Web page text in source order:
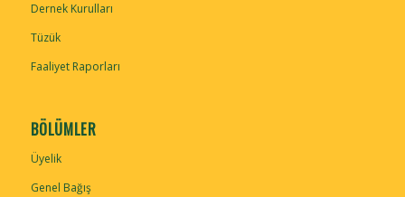
Dernek Kurulları
Tüzük
Faaliyet Raporları
BÖLÜMLER
Üyelik
Genel Bağış